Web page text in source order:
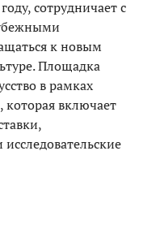
сотрудничает с
к новым
Площадка
в рамках
включает